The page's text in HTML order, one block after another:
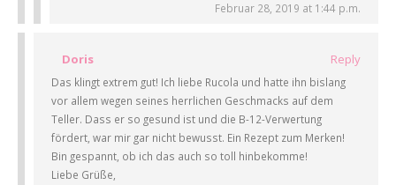
Februar 28, 2019 at 1:44 p.m.
Doris Reply
Das klingt extrem gut! Ich liebe Rucola und hatte ihn bislang
vor allem wegen seines herrlichen Geschmacks auf dem
Teller. Dass er so gesund ist und die B-12-Verwertung
fördert, war mir gar nicht bewusst. Ein Rezept zum Merken!
Bin gespannt, ob ich das auch so toll hinbekomme!
Liebe Grüße,